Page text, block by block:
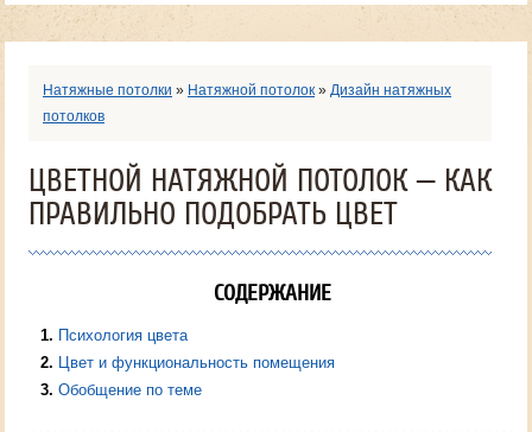
Натяжные потолки » Натяжной потолок » Дизайн натяжных
потолков
ЦВЕТНОЙ НАТЯЖНОЙ ПОТОЛОК — КАК
ПРАВИЛЬНО ПОДОБРАТЬ ЦВЕТ
СОДЕРЖАНИЕ
1
Психология цвета
2
Цвет и функциональность помещения
3 Обобщение по теме